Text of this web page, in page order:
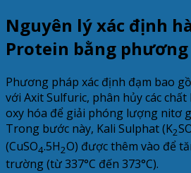
Nguyên lý xác định
Protein bằng
Phương pháp xác định đạm bao
với Axit Sulfuric, phân hủy các
oxy hóa để giải phóng lượng nitơ
Trong bước này, Kali Sulphat (K2
(CuSO4.5H2O) được thêm vào để
trường (từ 337°C đến 373°C).